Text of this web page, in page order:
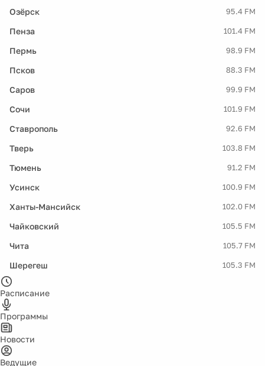
Озёрск 95.4 FM
Пенза 101.4 FM
Пермь 98.9 FM
Псков 88.3 FM
Саров 99.9 FM
Сочи 101.9 FM
Ставрополь 92.6 FM
Тверь 103.8 FM
Тюмень 91.2 FM
Усинск 100.9 FM
Ханты-Мансийск 102.0 FM
Чайковский 105.5 FM
Чита 105.7 FM
Шерегеш 105.3 FM
Расписание
Программы
Новости
Ведущие